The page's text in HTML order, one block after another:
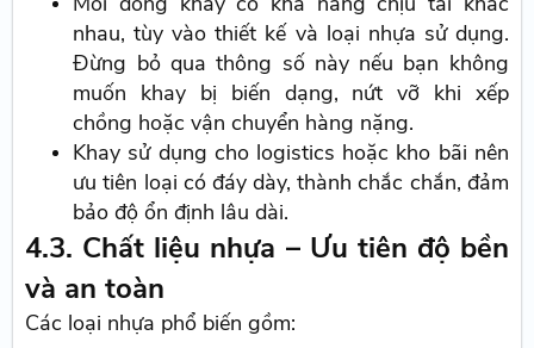
nhau, tùy vào thiết kế và loại nhựa sử dụng.
Đừng bỏ qua thông số này nếu bạn không
muốn khay bị biến dạng, nứt vỡ khi xếp
chồng hoặc vận chuyển hàng nặng.
Khay sử dụng cho logistics hoặc kho bãi nên
ưu tiên loại có đáy dày, thành chắc chắn, đảm
bảo độ ổn định lâu dài.
4.3. Chất liệu nhựa – Ưu tiên độ bền
và an toàn
Các loại nhựa phổ biến gồm: